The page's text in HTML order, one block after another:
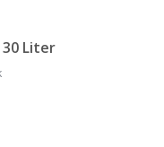
Liter